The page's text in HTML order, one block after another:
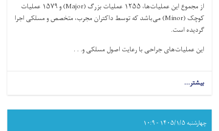
از مجموع این عملیات‌ها، ۱۲۵۵ عملیات بزرگ (Major)و۱۵۷۹ عملیات
کوچک (Minor)می‌باشد که توسط داکتران مجرب، متخصص و مسلکی اجرا
گردیده است.
این عملیات‌های جراحی با رعایت اصول مسلکی و. . .
بیشتر...
از
سال
۱۴۰۴ چهارشنبه ۱۴۰۵/۱/۵ - ۱۰:۹